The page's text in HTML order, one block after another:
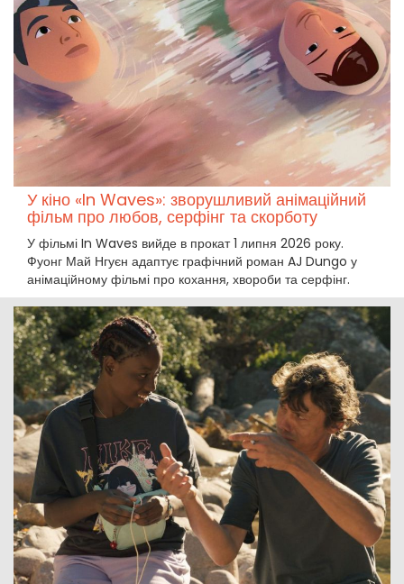
У кіно «In Waves»: зворушливий анімаційний
фільм про любов, серфінг та скорботу
У фільмі In Waves вийде в прокат 1 липня 2026 року.
Фуонг Май Нгуєн адаптує графічний роман AJ Dungo у
анімаційному фільмі про кохання, хвороби та серфінг.